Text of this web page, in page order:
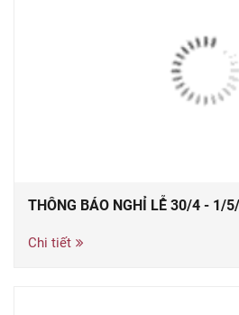
THÔNG BÁO NGHỈ LỄ 30/4 - 1/
Chi tiết